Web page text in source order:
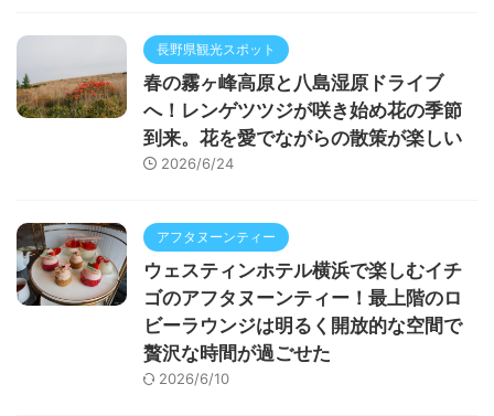
長野県観光スポット
春の霧ヶ峰高原と八島湿原ドライブ
へ！レンゲツツジが咲き始め花の季節
到来。花を愛でながらの散策が楽しい
2026/6/24
アフタヌーンティー
ウェスティンホテル横浜で楽しむイチ
ゴのアフタヌーンティー！最上階のロ
ビーラウンジは明るく開放的な空間で
贅沢な時間が過ごせた
2026/6/10